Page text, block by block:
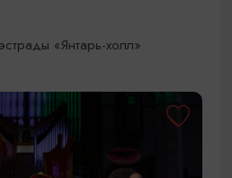
«Янтарь-холл»